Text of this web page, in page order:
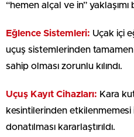
“hemen alçal ve in” yaklaşımı
Eğlence Sistemleri: Uçak içi
uçuş sistemlerinden tamamen
sahip olması zorunlu kılındı.
Uçuş Kayıt Cihazları: Kara
kesintilerinden etkilenmemesi
donatılması kararlaştırıldı.